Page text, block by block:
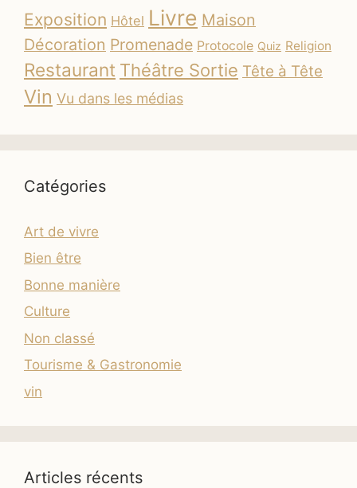
Exposition Hôtel Livre Maison
Décoration Promenade Protocole Quiz Religion
Restaurant Théâtre Sortie Tête à Tête
Vin Vu dans les médias
Catégories
Art de vivre
Bien être
Bonne manière
Culture
Non classé
Tourisme & Gastronomie
vin
Articles récents